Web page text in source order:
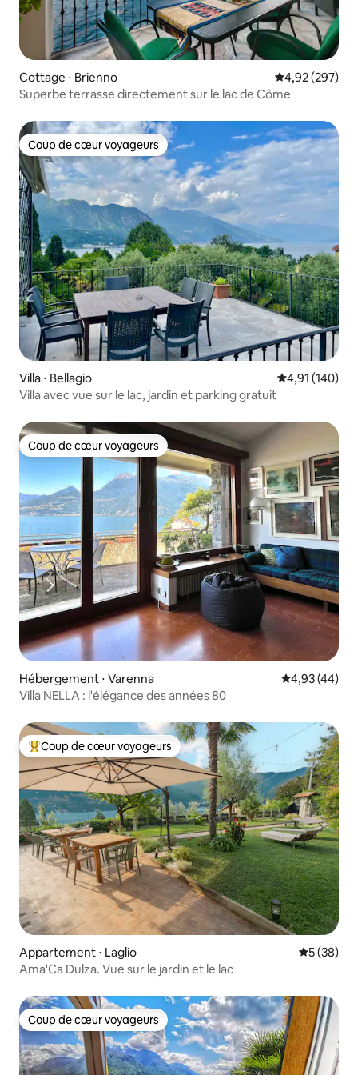
Cottage ⋅ Brienno Évaluation
4,92 (297)
Superbe terrasse directement sur le lac de Côme
Coup de cœur voyageurs
Coup de cœur voyageurs
Villa ⋅ Bellagio Évaluation
4,91 (140)
Villa avec vue sur le lac, jardin et parking gratuit
Coup de cœur voyageurs
Coup de cœur voyageurs
Hébergement ⋅ Varenna Évaluation
4,93 (44)
Villa NELLA : l'élégance des années 80
Coups de cœur voyageurs les plus appréciés
Coup de cœur voyageurs
Appartement ⋅ Laglio
5 (38)
Ama'Ca Dulza. Vue sur le jardin et le lac
Coup de cœur voyageurs
Coup de cœur voyageurs